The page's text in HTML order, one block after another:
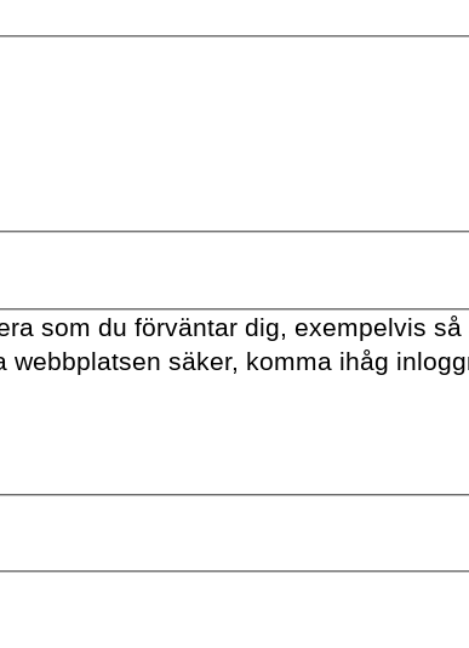
till
SE-111 27 Stockholm
+46(0) 8 702 15 19
info@volante.se
som du förväntar dig, exempelvis
säker, komma ihåg